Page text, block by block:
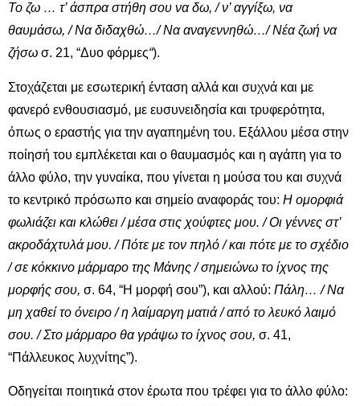
Το ζω … τ’ άσπρα στήθη σου να δω, / ν’ αγγίξω, να
θαυμάσω, / Να διδαχθώ…/ Να αναγεννηθώ…/ Νέα ζωή να
ζήσω σ. 21, “Δυο φόρμες“).
Στοχάζεται με εσωτερική ένταση αλλά και συχνά και με
φανερό ενθουσιασμό, με ευσυνειδησία και τρυφερότητα,
όπως ο εραστής για την αγαπημένη του. Εξάλλου μέσα στην
ποίησή του εμπλέκεται και ο θαυμασμός και η αγάπη για το
άλλο φύλο, την γυναίκα, που γίνεται η μούσα του και συχνά
το κεντρικό πρόσωπο και σημείο αναφοράς του: Η ομορφιά
φωλιάζει και κλώθει / μέσα στις χούφτες μου. / Οι γέννες στ’
ακροδάχτυλά μου. / Πότε με τον πηλό / και πότε με το σχέδιο
/ σε κόκκινο μάρμαρο της Μάνης / σημειώνω το ίχνος της
μορφής σου, σ. 64, “Η μορφή σου”), και αλλού: Πάλη… / Να
μη χαθεί το όνειρο / η λαίμαργη ματιά / από το λευκό λαιμό
σου. / Στο μάρμαρο θα γράψω το ίχνος σου, σ. 41,
“Πάλλευκος λυχνίτης”).
Οδηγείται ποιητικά στον έρωτα που τρέφει για το άλλο φύλο: